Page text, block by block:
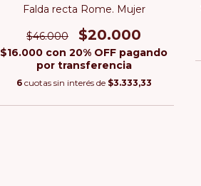
Falda recta Rome. Mujer
$46.000 $20.000
$16.000 con 20% OFF pagando
por transferencia
6 cuotas sin interés de $3.333,33